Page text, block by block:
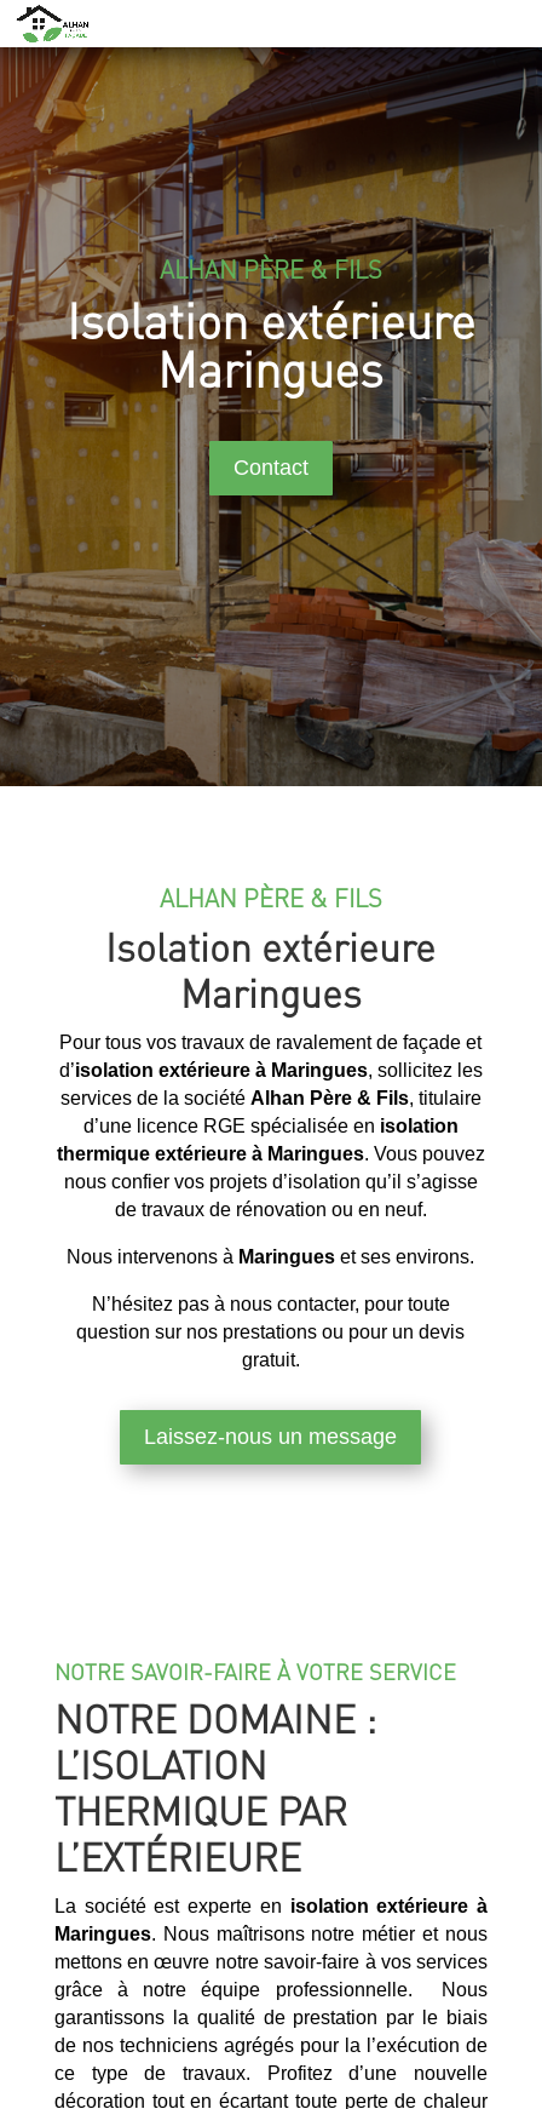
ALHAN PÈRE & FILS
Isolation extérieure
Maringues
Contact
ALHAN PÈRE & FILS
Isolation extérieure
Maringues
Pour tous vos travaux de ravalement de façade et
d’isolation extérieure à Maringues, sollicitez les
services de la société Alhan Père & Fils, titulaire
d’une licence RGE spécialisée en isolation
thermique extérieure à Maringues. Vous pouvez
nous confier vos projets d’isolation qu’il s’agisse
de travaux de rénovation ou en neuf.
Nous intervenons à Maringues et ses environs.
N’hésitez pas à nous contacter, pour toute
question sur nos prestations ou pour un devis
gratuit.
Laissez-nous un message
NOTRE SAVOIR-FAIRE À VOTRE SERVICE
NOTRE DOMAINE :
L’ISOLATION
THERMIQUE PAR
L’EXTÉRIEURE
La société est experte en isolation extérieure à
Maringues. Nous maîtrisons notre métier et nous
mettons en œuvre notre savoir-faire à vos services
grâce à notre équipe professionnelle. Nous
garantissons la qualité de prestation par le biais
de nos techniciens agrégés pour la l’exécution de
ce type de travaux. Profitez d’une nouvelle
décoration tout en écartant toute perte de chaleur